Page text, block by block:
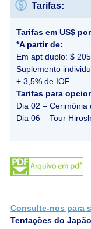
Tarifas:
Tarifas em US$
*A partir de:
Em apt duplo: $
Suplemento
+ 3,5% de IOF
Tarifas para
Dia 02 – Cerimônia
Dia 06 – Tour
Consulte-nos para
Tentações do